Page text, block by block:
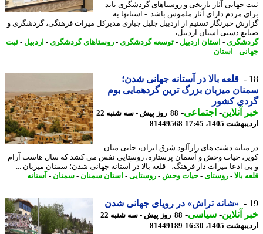
جهانی آثار تاریخی و روستاهای گردشگری باید
مردم دارای آثار ملموس باشد. - استانها به
خبرنگار تسنیم از اردبیل جلیل جباری مدیرکل میراث فرهنگی، گردشگری و
دستی استان اردبیل،
- استان اردبیل -توسعه گردشگری- روستاهای گردشگری- اردبیل -ثبت
-استان
قلعه بالا در آستانه جهانی شدن؛
میزبان بزرگ ترین گردهمایی بوم
کشور
آنلاین-اجتماعی-
88 روز پیش - سه شنبه 22
1405، 17:45
81449568
دشت های رازآلود شرق ایران، جایی میان
حیات وحش و آسمان پرستاره، روستایی نفس می کشد که سال هاست آرام
ادعا میراث دار فرهنگ، - قلعه بالا در آستانه جهانی شدن؛ سمنان میزبان ...
بالا- روستای-حیات وحش-روستایی-استان سمنان-سمنان-آستانه
«شانه تراش» در رویای جهانی شدن
آنلاین-سیاسی-
88 روز پیش - سه شنبه 22
1405، 16:30
81449189